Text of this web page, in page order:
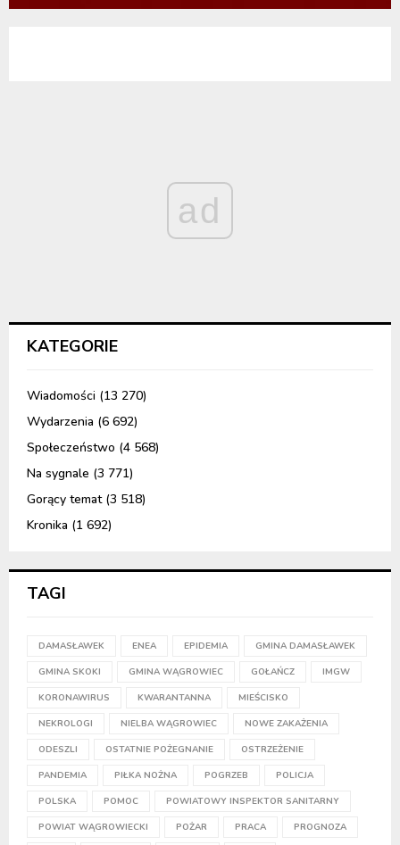
ad
KATEGORIE
Wiadomości (13 270)
Wydarzenia (6 692)
Społeczeństwo (4 568)
Na sygnale (3 771)
Gorący temat(3 518)
Kronika (1 692)
TAGI
DAMASŁAWEK ENEA EPIDEMIA GMINA DAMASŁAWEK
GMINA SKOKI GMINA WĄGROWIEC GOŁAŃCZ IMGW
KORONAWIRUS KWARANTANNA MIEŚCISKO
NEKROLOGI NIELBA WĄGROWIEC NOWE ZAKAŻENIA
ODESZLI OSTATNIE POŻEGNANIE OSTRZEŻENIE
PANDEMIA PIŁKA NOŻNA POGRZEB POLICJA
POLSKA POMOC POWIATOWY INSPEKTOR SANITARNY
POWIAT WĄGROWIECKI POŻAR PRACA PROGNOZA